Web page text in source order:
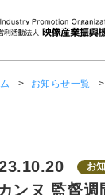
> お知らせ一覧 >
お
カンヌ 監督